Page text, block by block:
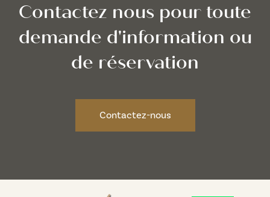
Contactez nous pour toute
demande d'information ou
de réservation
Contactez-nous